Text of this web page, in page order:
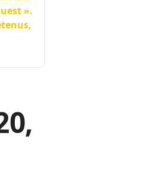
».